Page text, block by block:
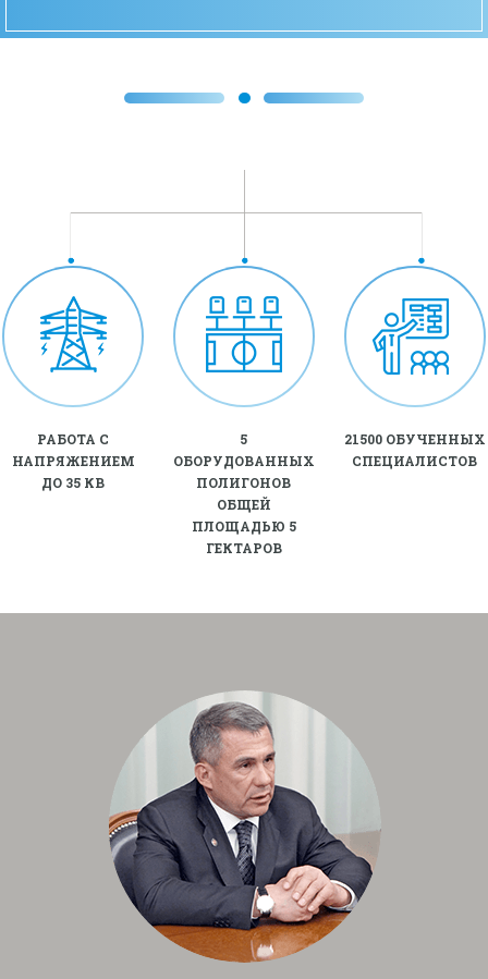
РАБОТА С
НАПРЯЖЕНИЕМ
ДО 35 КВ
5
ОБОРУДОВАННЫХ
ПОЛИГОНОВ
ОБЩЕЙ
ПЛОЩАДЬЮ 5
ГЕКТАРОВ
21500 ОБУЧЕННЫХ
СПЕЦИАЛИСТОВ